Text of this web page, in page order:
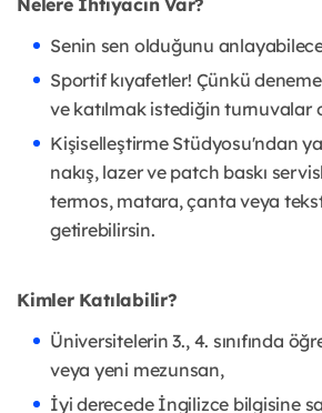
Nelere İhtiyacın Var?
Senin sen olduğunu
Sportif kıyafetler! Çünkü
ve katılmak istediğin turnuvalar
Kişiselleştirme Stüdyosu'ndan
nakış, lazer ve patch baskı
termos, matara, çanta veya
getirebilirsin.
Kimler Katılabilir?
Üniversitelerin 3., 4. sınıfında
veya yeni mezunsan,
İyi derecede İngilizce bilgisine